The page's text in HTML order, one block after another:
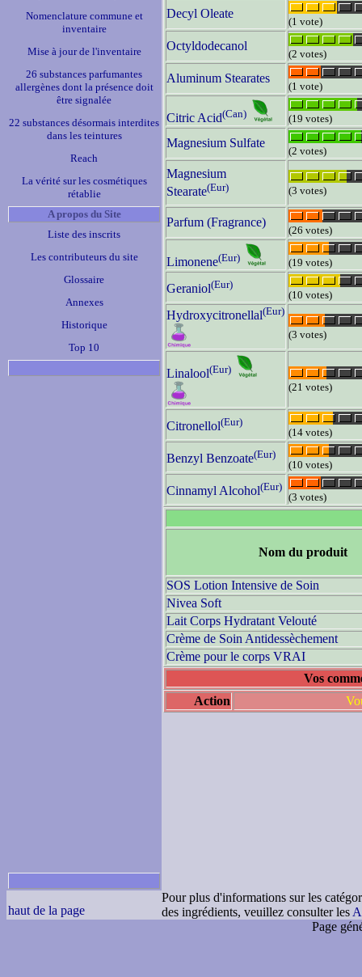
Nomenclature commune et
inventaire
Mise à jour de l'inventaire
26 substances parfumantes
allergènes dont la présence doit
être signalée
22 substances désormais interdites
dans les teintures
Reach
La vérité sur les cosmétiques
rétablie
A propos du Site
Liste des inscrits
Les contributeurs du site
Glossaire
Annexes
Historique
Top 10
Decyl Oleate
(1 vote)
Octyldodecanol
(2 votes)
Aluminum Stearates
(1 vote)
Citric Acid(Can) (19 votes)
Magnesium Sulfate
(2 votes)
Magnesium
Stearate(Eur) (3 votes)
Parfum (Fragrance)
(26 votes)
Limonene(Eur) (19 votes)
Geraniol(Eur)
(10 votes)
Hydroxycitronellal(Eur)
(3 votes)
Linalool(Eur)
(21 votes)
Citronellol(Eur)
(14 votes)
Benzyl Benzoate(Eur)
(10 votes)
Cinnamyl Alcohol(Eur)
(3 votes)
Nom du produit
SOS Lotion Intensive de Soin
Nivea Soft
Lait Corps Hydratant Velouté
Crème de Soin Antidessèchement
Crème pour le corps VRAI
Vos
Action
haut de la page
Pour plus d'informations sur les
des ingrédients, veuillez consulter les
Page